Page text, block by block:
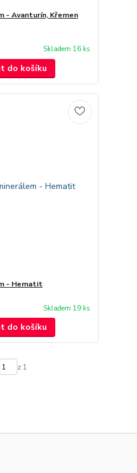
- Avanturín, Křemen
Skladem 16 ks
do košíku
- Hematit
Skladem 19 ks
do košíku
z 1